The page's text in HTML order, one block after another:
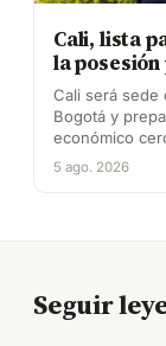
Cali, lista
la
Cali será sede
Bogotá y
económico
5 ago. 2026
Seguir